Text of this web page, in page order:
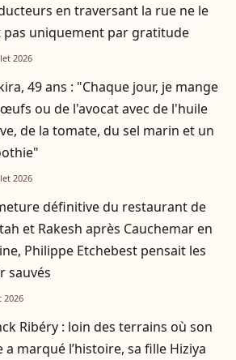
en traversant la rue ne le
uniquement par gratitude
2026
49 ans : "Chaque jour, je mange
ou de l'avocat avec de l'huile
de la tomate, du sel marin et un
2026
définitive du restaurant de
et Rakesh après Cauchemar en
Philippe Etchebest pensait les
sauvés
2026
Ribéry : loin des terrains où son
a marqué l’histoire, sa fille Hiziya